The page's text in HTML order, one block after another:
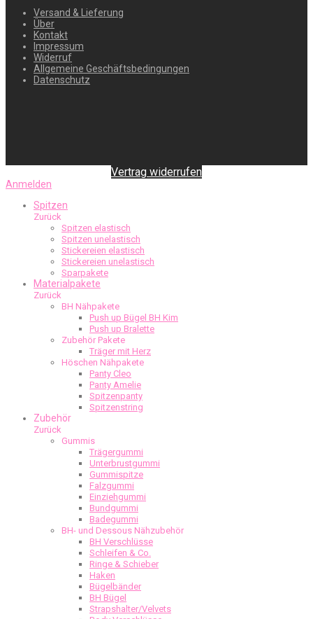
Versand & Lieferung
Über
Kontakt
Impressum
Widerruf
Allgemeine Geschäftsbedingungen
Datenschutz
Vertrag widerrufen
Anmelden
Spitzen
Zurück
Spitzen elastisch
Spitzen unelastisch
Stickereien elastisch
Stickereien unelastisch
Sparpakete
Materialpakete
Zurück
BH Nähpakete
Push up Bügel BH Kim
Push up Bralette
Zubehör Pakete
Träger mit Herz
Höschen Nähpakete
Panty Cleo
Panty Amelie
Spitzenpanty
Spitzenstring
Zubehör
Zurück
Gummis
Trägergummi
Unterbrustgummi
Gummispitze
Falzgummi
Einziehgummi
Bundgummi
Badegummi
BH- und Dessous Nähzubehör
BH Verschlüsse
Schleifen & Co.
Ringe & Schieber
Haken
Bügelbänder
BH Bügel
Strapshalter/Velvets